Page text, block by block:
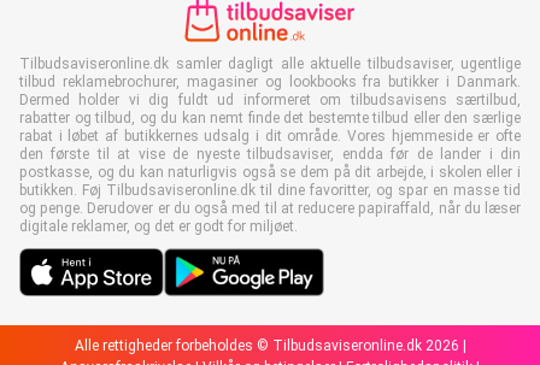
Tilbudsaviseronline.dk samler dagligt alle aktuelle tilbudsaviser, ugentlige
tilbud reklamebrochurer, magasiner og lookbooks fra butikker i Danmark.
Dermed holder vi dig fuldt ud informeret om tilbudsavisens særtilbud,
rabatter og tilbud, og du kan nemt finde det bestemte tilbud eller den særlige
rabat i løbet af butikkernes udsalg i dit område. Vores hjemmeside er ofte
den første til at vise de nyeste tilbudsaviser, endda før de lander i din
postkasse, og du kan naturligvis også se dem på dit arbejde, i skolen eller i
butikken. Føj Tilbudsaviseronline.dk til dine favoritter, og spar en masse tid
og penge. Derudover er du også med til at reducere papiraffald, når du læser
digitale reklamer, og det er godt for miljøet.
Alle rettigheder forbeholdes © Tilbudsaviseronline.dk 2026 |